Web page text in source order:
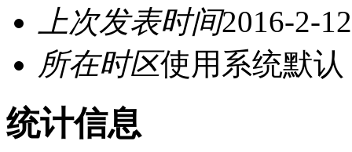
上次发表时间2016-2-
所在时区使用系统默认
统计信息